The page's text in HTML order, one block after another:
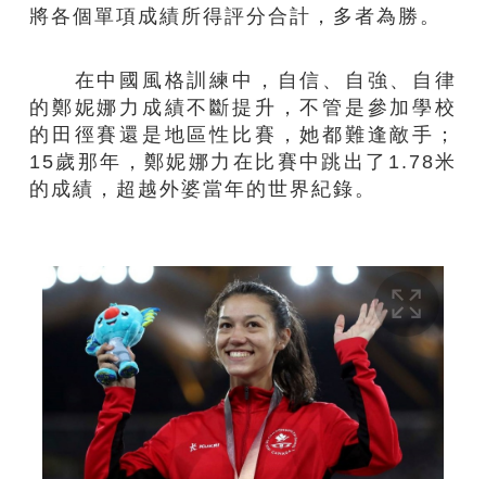
將各個單項成績所得評分合計，多者為勝。
在中國風格訓練中，自信、自強、自律
的鄭妮娜力成績不斷提升，不管是參加學校
的田徑賽還是地區性比賽，她都難逢敵手；
15歲那年，鄭妮娜力在比賽中跳出了1.78米
的成績，超越外婆當年的世界紀錄。